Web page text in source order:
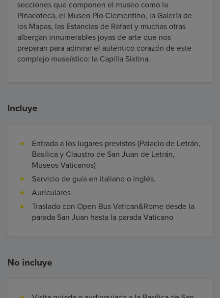
secciones que componen el museo como la
Pinacoteca, el Museo Pio Clementino, la Galería de
los Mapas, las Estancias de Rafael y muchas otras
albergan innumerables joyas de arte que nos
preparan para admirar el auténtico corazón de este
complejo museístico: la Capilla Sixtina.
Incluye
Entrada a los lugares previstos (Palacio de Letrán,
Basílica y Claustro de San Juan de Letrán,
Museos Vaticanos)
Servicio de guía en italiano o inglés.
Auriculares
Traslado con Open Bus Vatican&Rome desde la
parada San Juan hasta la parada Vaticano
No incluye